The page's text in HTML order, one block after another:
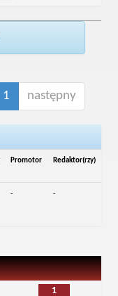
1 następny
Promotor Redaktor(rzy)
- -
1